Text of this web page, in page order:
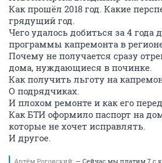
Как прошёл 2018 год. Какие
грядущий год.
Чего удалось добиться за 4 года
программы капремонта в
Почему не получается сразу
дома, нуждающиеся в починке.
Как получить льготу на
О подрядчиках.
И плохом ремонте и как его
Как БТИ оформило паспорт на
которые не хочет исправлять.
И другое.
Артём Роговский: — Сейчас мы платим 7 с